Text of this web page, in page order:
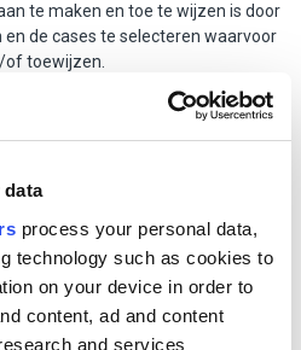
data
process your personal data,
technology such as cookies to
on your device in order to
content, ad and content
and services
te maken en toe te wijzen is door
de cases te selecteren waarvoor
of toewijzen.
beneden naast het selectievakje
toewijzen/verwijderen te kiezen.